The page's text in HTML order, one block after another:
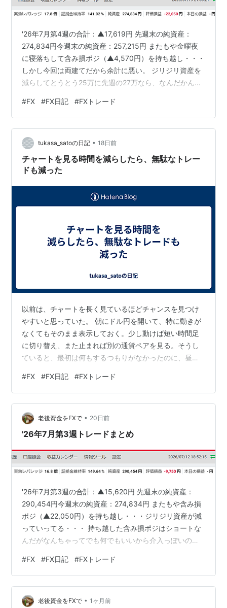
'26年7月第4週の合計：▲17,619円 先週末の純資産：
274,834円今週末の純資産：257,215円 またもや金曜夜
に寝落ちして含み損ポジ（▲4,570円）を持ち越し・・・
しかし今回は両建てだから余計に悪い。 ジリジリ資産を
減らしてとうとう25万に先週の27万なら、なんだかんだ
けど25万になると、「戻せる・取り返せる」より「あっ
という間に20万切ってしまうんじゃないか」という不安
が大きくなってちょっとした動きで一喜一憂してしまっ
てチマチマ損切りしてたら往復ビンタ食らって・・・ 自
分で自分が信じられなくなってしまった。 それで、つい
両建…
#FX #FX日記 #FXトレード
tukasa_satoの日記 • 18日前
チャートを見る時間を減らしたら、無駄なトレー
ドも減った
以前は、チャートを長く見ているほどチャンスを見つけ
やすいと思っていた。 朝にドル円を開いて、特に動きが
なくてもそのまま表示しておく。少し動けば短い時間足
に切り替え、また止まれば別の通貨ペアを見る。そうし
ていると、最初は何もするつもりがなかったのに、昼前
から振り返ると、そのトレードに特別な根拠があったわ
けではない。長く見ていたせいで、小さな値動きまでチ
ャンスに見えていただけだった。 本当に分かりやすい場
面は、ずっと画面を見ていなくても気づく。逆に、何十
分も悩まないと入れない場面は、入ったあとも迷うこと
#FX #FX日記 #FXトレード
老後資金をFXで • 20日前
'26年7月第3週トレードまとめ
'26年7月第3週の合計：▲15,620円 先週末の純資産：
290,454円今週末の純資産：274,834円 またもや含み損
ポジ（▲22,050円）を持ち越し・・・ジリジリ資産が減
っていってる・・・ 持ち越した含み損ポジはショートな
んだがなんちゃってでも何でもいいから介入っぽいのき
いる自分をビンタしたい。
#FX #FX日記 #FXトレード
老後資金をFXで • 1ヶ月前